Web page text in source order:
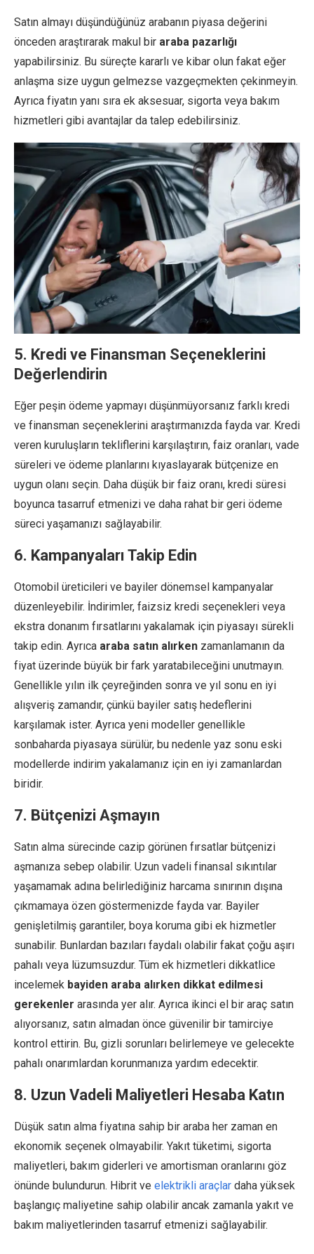
Satın almayı düşündüğünüz arabanın piyasa değerini
önceden araştırarak makul bir araba pazarlığı
yapabilirsiniz. Bu süreçte kararlı ve kibar olun fakat eğer
anlaşma size uygun gelmezse vazgeçmekten çekinmeyin.
Ayrıca fiyatın yanı sıra ek aksesuar, sigorta veya bakım
hizmetleri gibi avantajlar da talep edebilirsiniz.
5. Kredi ve Finansman Seçeneklerini
Değerlendirin
Eğer peşin ödeme yapmayı düşünmüyorsanız farklı kredi
ve finansman seçeneklerini araştırmanızda fayda var. Kredi
veren kuruluşların tekliflerini karşılaştırın, faiz oranları, vade
süreleri ve ödeme planlarını kıyaslayarak bütçenize en
uygun olanı seçin. Daha düşük bir faiz oranı, kredi süresi
boyunca tasarruf etmenizi ve daha rahat bir geri ödeme
süreci yaşamanızı sağlayabilir.
6. Kampanyaları Takip Edin
Otomobil üreticileri ve bayiler dönemsel kampanyalar
düzenleyebilir. İndirimler, faizsiz kredi seçenekleri veya
ekstra donanım fırsatlarını yakalamak için piyasayı sürekli
takip edin. Ayrıca araba satın alırken zamanlamanın da
fiyat üzerinde büyük bir fark yaratabileceğini unutmayın.
Genellikle yılın ilk çeyreğinden sonra ve yıl sonu en iyi
alışveriş zamandır, çünkü bayiler satış hedeflerini
karşılamak ister. Ayrıca yeni modeller genellikle
sonbaharda piyasaya sürülür, bu nedenle yaz sonu eski
modellerde indirim yakalamanız için en iyi zamanlardan
biridir.
7. Bütçenizi Aşmayın
Satın alma sürecinde cazip görünen fırsatlar bütçenizi
aşmanıza sebep olabilir. Uzun vadeli finansal sıkıntılar
yaşamamak adına belirlediğiniz harcama sınırının dışına
çıkmamaya özen göstermenizde fayda var. Bayiler
genişletilmiş garantiler, boya koruma gibi ek hizmetler
sunabilir. Bunlardan bazıları faydalı olabilir fakat çoğu aşırı
pahalı veya lüzumsuzdur. Tüm ek hizmetleri dikkatlice
incelemek bayiden araba alırken dikkat edilmesi
gerekenler arasında yer alır. Ayrıca ikinci el bir araç satın
alıyorsanız, satın almadan önce güvenilir bir tamirciye
kontrol ettirin. Bu, gizli sorunları belirlemeye ve gelecekte
pahalı onarımlardan korunmanıza yardım edecektir.
8. Uzun Vadeli Maliyetleri Hesaba Katın
Düşük satın alma fiyatına sahip bir araba her zaman en
ekonomik seçenek olmayabilir. Yakıt tüketimi, sigorta
maliyetleri, bakım giderleri ve amortisman oranlarını göz
önünde bulundurun. Hibrit ve elektrikli araçlar daha yüksek
başlangıç maliyetine sahip olabilir ancak zamanla yakıt ve
bakım maliyetlerinden tasarruf etmenizi sağlayabilir.